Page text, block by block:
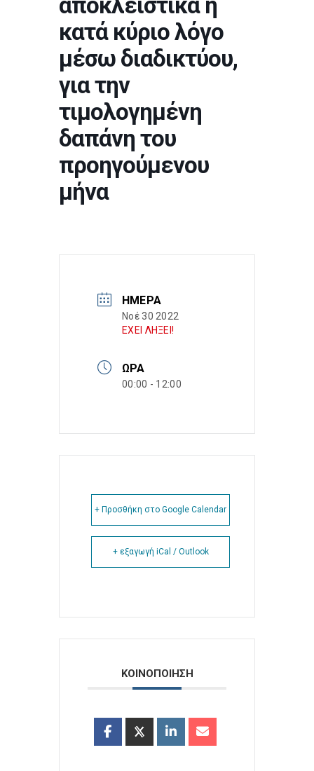
κατά κύριο λόγο
μέσω διαδικτύου,
για την
τιμολογημένη
δαπάνη του
προηγούμενου
μήνα
ΗΜΈΡΑ
Νοέ 30 2022
ΕΧΕΙ ΛΗΞΕΙ!
ΏΡΑ
00:00 - 12:00
+ Προσθήκη στο Google Calendar
+ εξαγωγή iCal / Outlook
ΚΟΙΝΟΠΟΙΗΣΗ